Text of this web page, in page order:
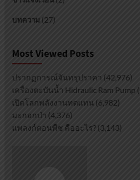
บทความ (27)
Most Viewed Posts
ปรากฏการณ์จันทรุปราคา (42,976)
เครื่องตะบันน้ำ Hidraulic Ram Pump
เปิดโลกพลังงานทดแทน (6,982)
มะกอกป่า (4,376)
แพลงก์ตอนพืช คืออะไร? (3,143)